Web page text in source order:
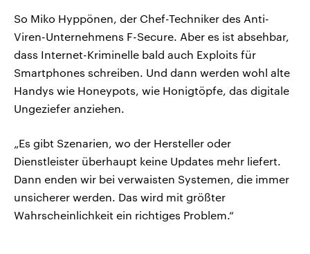
So Miko Hyppönen, der Chef-Techniker des Anti-
Viren-Unternehmens F-Secure. Aber es ist absehbar,
dass Internet-Kriminelle bald auch Exploits für
Smartphones schreiben. Und dann werden wohl alte
Handys wie Honeypots, wie Honigtöpfe, das digitale
Ungeziefer anziehen.
„Es gibt Szenarien, wo der Hersteller oder
Dienstleister überhaupt keine Updates mehr liefert.
Dann enden wir bei verwaisten Systemen, die immer
unsicherer werden. Das wird mit größter
Wahrscheinlichkeit ein richtiges Problem.“